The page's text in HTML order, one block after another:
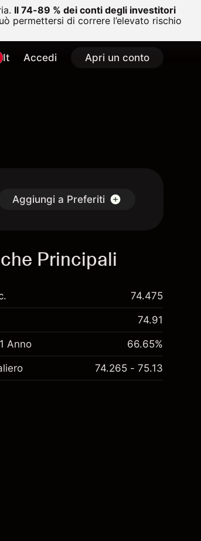
Il 74-89 % dei conti degli investitori
permettersi di correre l’elevato rischio
It Accedi Apri un conto
Aggiungi a Preferiti
Principali
74.475
74.91
Anno 66.65%
74.265 - 75.13